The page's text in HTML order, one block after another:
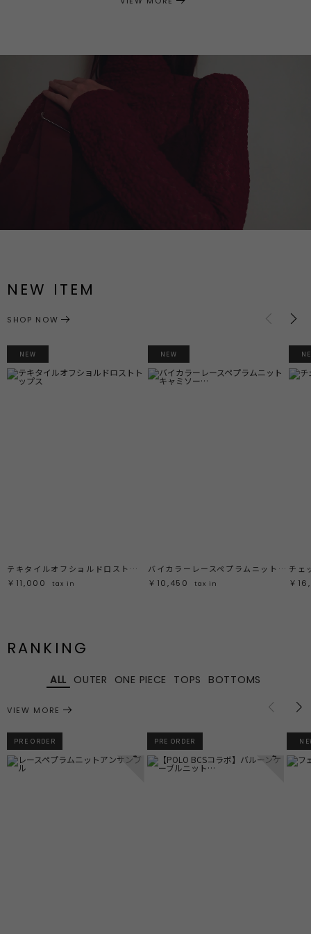
NEW ITEM
NEW
テキタイルオフショルドロストトップス
￥11,000
tax in
NEW
バイカラーレースペプラムニットキャミソール
￥10,450
tax in
チェ
￥
SHOP NOW
RANKING
ALL OUTER ONE PIECE TOPS BOTTOMS
PRE ORDER
1
PRE ORDER
2
VIEW MORE